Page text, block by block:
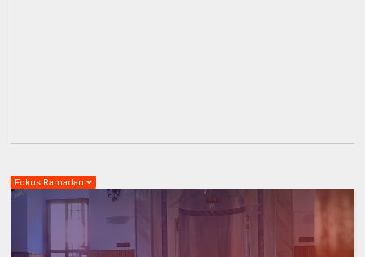
Fokus Ramadan